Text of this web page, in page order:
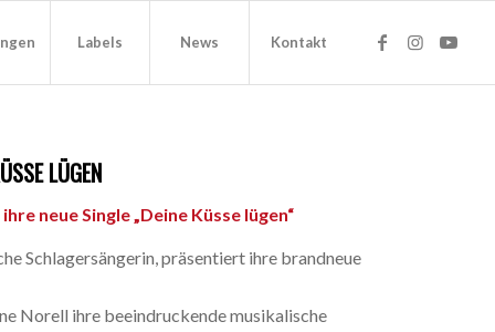
Labels News Kontakt
LÜGEN
neue Single „Deine Küsse lügen“
Schlagersängerin, präsentiert ihre brandneue
Norell ihre beeindruckende musikalische